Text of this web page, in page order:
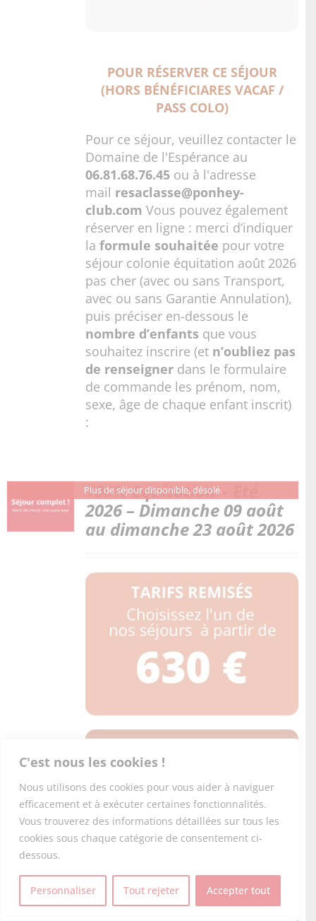
C'est nous les cookies !
Nous utilisons des cookies pour vous aider à naviguer
efficacement et à exécuter certaines fonctionnalités.
Vous trouverez des informations détaillées sur tous les
cookies sous chaque catégorie de consentement ci-
dessous.
Personnaliser Tout rejeter Accepter tout
POUR RÉSERVER CE SÉJOUR
(HORS BÉNÉFICIARES VACAF /
PASS COLO)
Pour ce séjour, veuillez contacter le
Domaine de l'Espérance au
06.81.68.76.45 ou à l'adresse
mail resaclasse@ponhey-
club.com Vous pouvez également
réserver en ligne : merci d’indiquer
laformule souhaitée pour votre
séjour colonie équitation août 2026
pas cher (avec ou sans Transport,
avec ou sans Garantie Annulation),
puis préciser en-dessous le
nombre d’enfants que vous
souhaitez inscrire (et n’oubliez pas
de renseigner dans le formulaire
de commande les prénom, nom,
sexe, âge de chaque enfant inscrit)
:
Plus de séjour disponible, désolé.
100% Equitation – Eté
2026 – Dimanche 09 août
au dimanche 23 août 2026